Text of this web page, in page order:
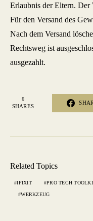
Erlaubnis der Eltern. Der
Für den Versand des
Nach dem Versand
Rechtsweg ist
ausgezahlt.
6
SHARES
Related Topics
IFIXIT PRO TECH
WERKZEUG